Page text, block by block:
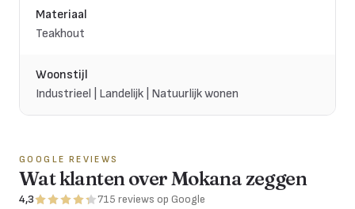
Materiaal
Teakhout
Woonstijl
Industrieel | Landelijk | Natuurlijk wonen
GOOGLE REVIEWS
Wat klanten over Mokana zeggen
4,3 715 reviews op Google